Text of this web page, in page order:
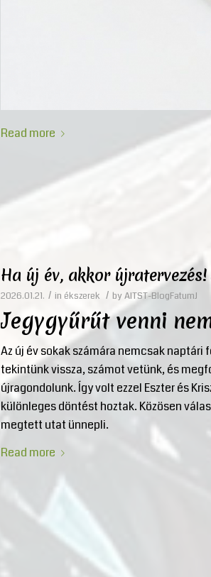
Read more
Ha új év, akkor
2026.01.21. / in ékszerek / byAITST-BlogFatumJ
Jegygyűrűt venni
Az új év sokak számára nemcsak
tekintünk vissza, számot vetünk, és
újragondolunk. Így volt ezzel Eszter és
különleges döntést hoztak. Közösen
megtett utat ünnepli.
Read more